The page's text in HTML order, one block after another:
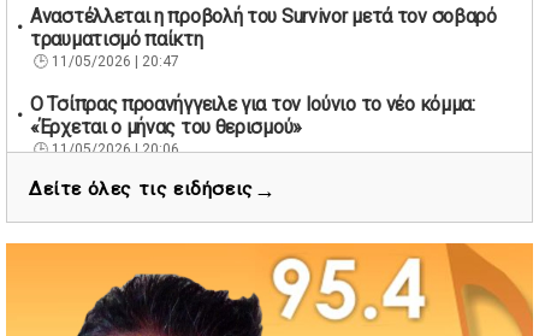
Αναστέλλεται η προβολή του Survivor μετά τον σοβαρό
τραυματισμό παίκτη
11/05/2026 | 20:47
Ο Τσίπρας προανήγγειλε για τον Ιούνιο το νέο κόμμα:
«Έρχεται ο μήνας του θερισμού»
11/05/2026 | 20:06
67 βουλευτές των Εργατικών ζητούν την παραίτηση του
Διάσωση 40 μεταναστών νότια της Γαύδου μετά από
εντοπισμό λέμβου
11/05/2026 | 19:37
Δείτε όλες τις ειδήσεις →